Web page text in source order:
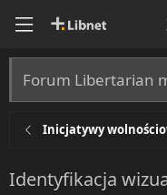
Forum Libertarian
Inicjatywy
Identyfikacja